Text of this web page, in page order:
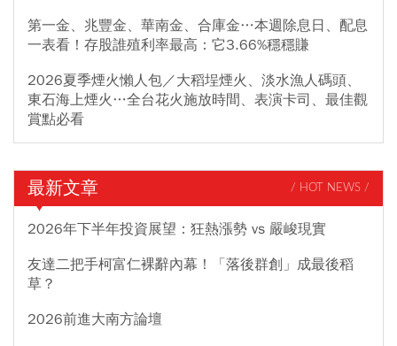
第一金、兆豐金、華南金、合庫金…本週除息日、配息
一表看！存股誰殖利率最高：它3.66%穩穩賺
2026夏季煙火懶人包／大稻埕煙火、淡水漁人碼頭、
東石海上煙火…全台花火施放時間、表演卡司、最佳觀
賞點必看
最新文章 / HOT NEWS /
2026年下半年投資展望：狂熱漲勢 vs 嚴峻現實
友達二把手柯富仁裸辭內幕！「落後群創」成最後稻
草？
2026前進大南方論壇